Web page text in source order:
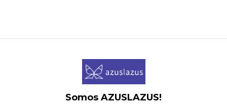
Somos AZUSLAZUS!